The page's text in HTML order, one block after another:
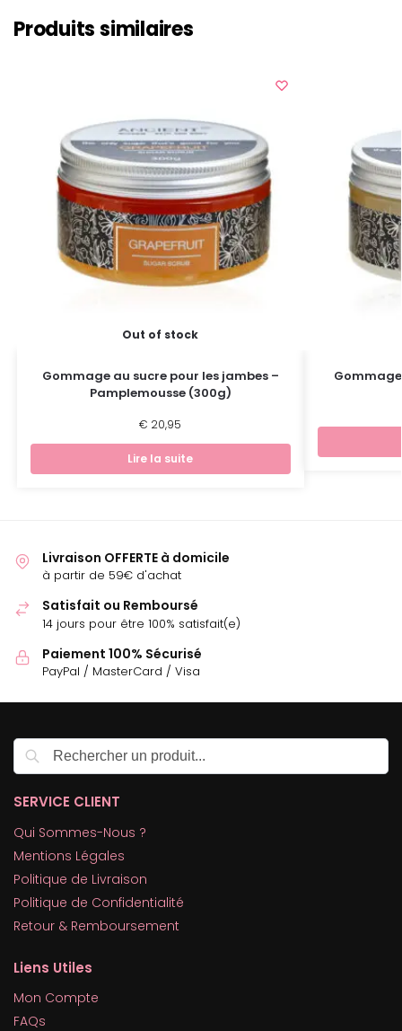
Produits similaires
Out of stock
Gommage au sucre pour les jambes –
Pamplemousse (300g)
€ 20,95
Lire la suite
Livraison OFFERTE à domicile
à partir de 59€ d'achat
Satisfait ou Remboursé
14 jours pour être 100% satisfait(e)
Paiement 100% Sécurisé
PayPal / MasterCard / Visa
SERVICE CLIENT
Qui Sommes-Nous ?
Mentions Légales
Politique de Livraison
Politique de Confidentialité
Retour & Remboursement
Liens Utiles
Mon Compte
FAQs